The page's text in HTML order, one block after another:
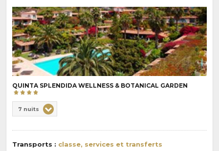
QUINTA SPLENDIDA WELLNESS & BOTANICAL GARDEN
de
la
7 nuits
Transports : classe, services et transferts